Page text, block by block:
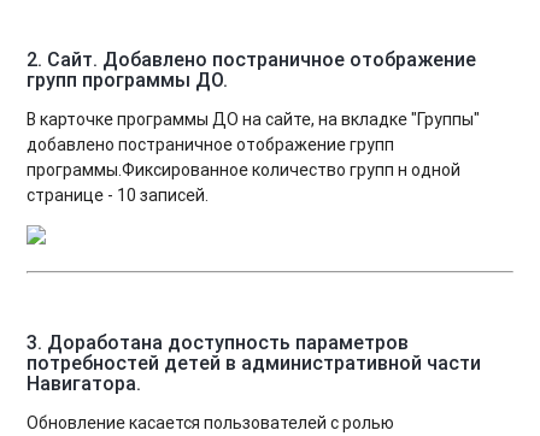
2. Сайт. Добавлено постраничное отображение
групп программы ДО.
В карточке программы ДО на сайте, на вкладке "Группы"
добавлено постраничное отображение групп
программы.Фиксированное количество групп н одной
странице - 10 записей.
3. Доработана доступность параметров
потребностей детей в административной части
Навигатора.
Обновление касается пользователей с ролью